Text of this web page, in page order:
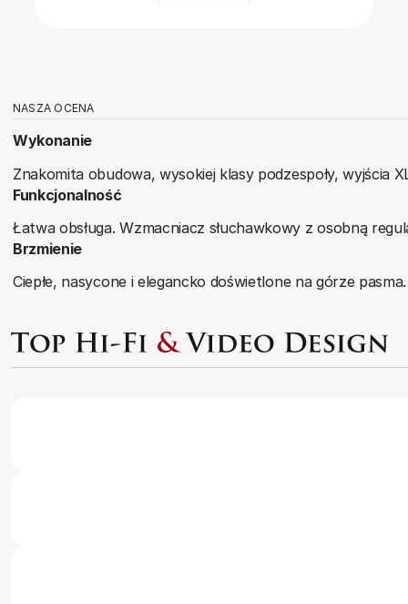
NASZA OCENA
Wykonanie
Znakomita obudowa, wysokiej klasy podzespoły, wyjścia
Funkcjonalność
Łatwa obsługa. Wzmacniacz słuchawkowy z osobną
Brzmienie
Ciepłe, nasycone i elegancko doświetlone na górze